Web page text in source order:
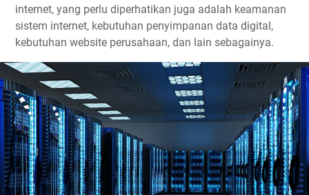
internet, yang perlu diperhatikan juga adalah keamanan
sistem internet, kebutuhan penyimpanan data digital,
kebutuhan website perusahaan, dan lain sebagainya.